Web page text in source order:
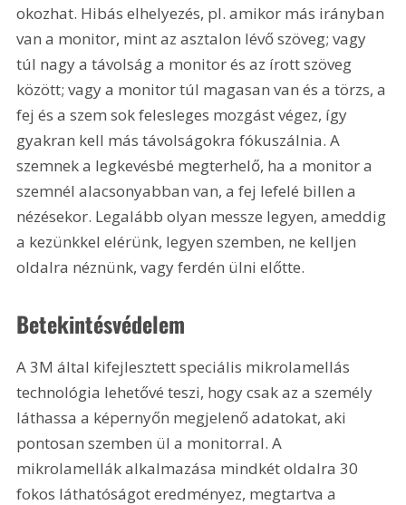
okozhat. Hibás elhelyezés, pl. amikor más irányban
van a monitor, mint az asztalon lévő szöveg; vagy
túl nagy a távolság a monitor és az írott szöveg
között; vagy a monitor túl magasan van és a törzs, a
fej és a szem sok felesleges mozgást végez, így
gyakran kell más távolságokra fókuszálnia. A
szemnek a legkevésbé megterhelő, ha a monitor a
szemnél alacsonyabban van, a fej lefelé billen a
nézésekor. Legalább olyan messze legyen, ameddig
a kezünkkel elérünk, legyen szemben, ne kelljen
oldalra néznünk, vagy ferdén ülni előtte.
Betekintésvédelem
A 3M által kifejlesztett speciális mikrolamellás
technológia lehetővé teszi, hogy csak az a személy
láthassa a képernyőn megjelenő adatokat, aki
pontosan szemben ül a monitorral. A
mikrolamellák alkalmazása mindkét oldalra 30
fokos láthatóságot eredményez, megtartva a